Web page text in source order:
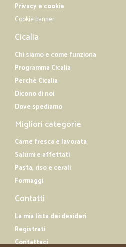
Privacy e cookie
Cookie banner
Cicalia
Chi siamo e come funziona
Programma Cicalia
Perché Cicalia
Dicono di noi
Dove spediamo
Migliori categorie
Carne fresca e lavorata
Salumi e affettati
Pasta, riso e cerali
Formaggi
Contatti
La mia lista dei desideri
Registrati
Contattaci